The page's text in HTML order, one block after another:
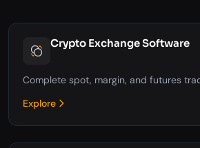
Crypto Exchange Software
Complete spot, margin, and futures
Explore